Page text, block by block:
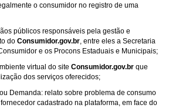
o consumidor no registro de uma
públicos responsáveis pela gestão e
do Consumidor.gov.br, entre eles a Secretaria
e os Procons Estaduais e Municipais;
virtual do site Consumidor.gov.br que
dos serviços oferecidos;
Demanda: relato sobre problema de consumo
cadastrado na plataforma, em face do